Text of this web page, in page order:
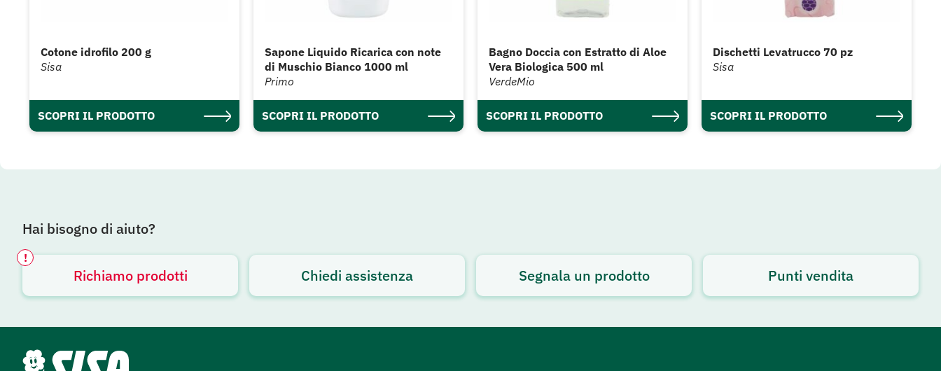
Cotone idrofilo 200 g
Sisa
SCOPRI IL PRODOTTO
Sapone Liquido Ricarica con note
di Muschio Bianco 1000 ml
Primo
SCOPRI IL PRODOTTO
Bagno Doccia con Estratto di Aloe
Vera Biologica 500 ml
VerdeMio
SCOPRI IL PRODOTTO
Dischetti Levatrucco 70 pz
Sisa
SCOPRI IL PRODOTTO
Hai bisogno di aiuto?
Richiamo prodotti
!
Avviso attivo
Chiedi assistenza Segnala un prodotto Punti vendita